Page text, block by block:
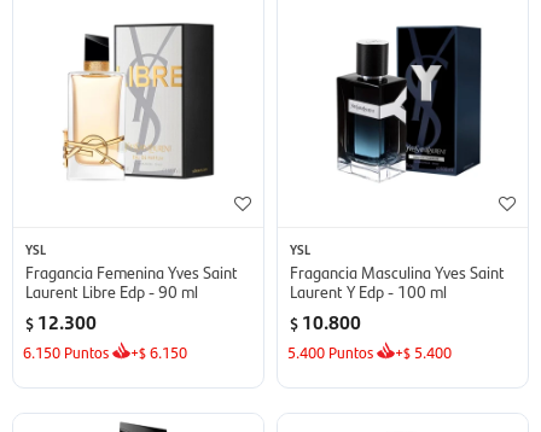
YSL
Fragancia Femenina Yves Saint
Laurent Libre Edp - 90 ml
$ 12.300
6.150 Puntos +$6.150
YSL
Fragancia Masculina Yves Saint
Laurent Y Edp - 100 ml
$ 10.800
5.400 Puntos +$ 5.400